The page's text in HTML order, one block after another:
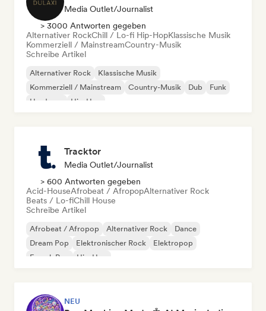
Media Outlet/Journalist
> 3000 Antworten gegeben
Alternativer RockChill / Lo-fi Hip-HopKlassische Musik
Kommerziell / MainstreamCountry-Musik
Schreibe Artikel
Alternativer Rock
Klassische Musik
Kommerziell / Mainstream
Country-Musik Dub
Funk
Hardcore
Hip-Hop
Tracktor
Media Outlet/Journalist
> 600 Antworten gegeben
Acid-HouseAfrobeat / AfropopAlternativer Rock
Beats / Lo-fiChill House
Schreibe Artikel
Afrobeat / Afropop Alternativer Rock
Dance
Dream Pop
Elektronischer Rock
Elektropop
French Pop
Hip-Hop
NEU